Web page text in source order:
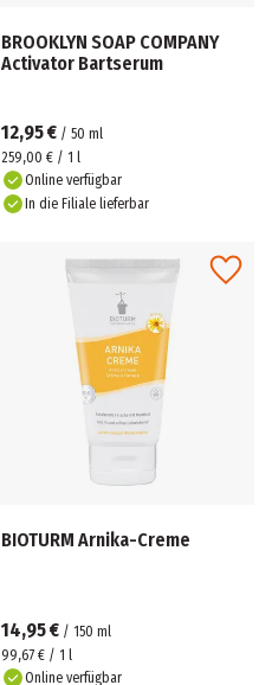
BROOKLYN SOAP COMPANY
Activator Bartserum
12,95 € / 50 ml
259,00 € / 1 l
Online verfügbar
In die Filiale lieferbar
BIOTURM Arnika-Creme
14,95 € / 150 ml
99,67 € / 1 l
Online verfügbar